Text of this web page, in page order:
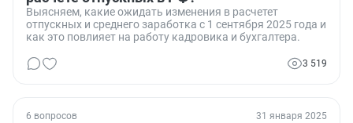
Выясняем, какие ожидать изменения в расчетет
отпускных и среднего заработка с 1 сентября 2025 года и
как это повлияет на работу кадровика и бухгалтера.
3 519
6 вопросов 31 января 2025